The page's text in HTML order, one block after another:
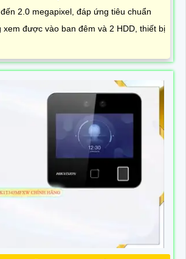
2.0 megapixel, đáp ứng tiêu chuẩn
xem được vào ban đêm và 2 HDD, thiết bị